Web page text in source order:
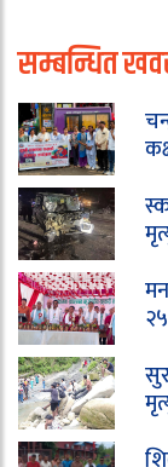
सम्बन्धित